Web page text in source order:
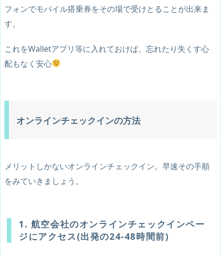
フォンでモバイル搭乗券をその場で受けとることが出来ま
す。
これをWalletアプリ等に入れておけば、忘れたり失くす心
配もなく安心
オンラインチェックインの方法
メリットしかないオンラインチェックイン。早速その手順
をみていきましょう。
1. 航空会社のオンラインチェックインペー
ジにアクセス(出発の24-48時間前)